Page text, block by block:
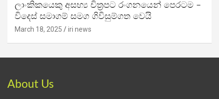
ලාංකිකයෙකු අසභ්‍ය චිත්‍රපට රංගනයෙන් පෙරටම –
විදෙස් සමාගම් සමග ගිවිසුම්ගත වෙයි
March 18, 2025 iri news
About Us